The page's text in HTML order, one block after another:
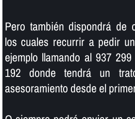
Pero también dispondrá de
los cuales recurrir a pedir
ejemplo llamando al 937
192 donde tendrá un
asesoramiento desde el